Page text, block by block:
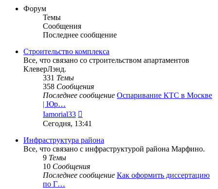
Форум
Темы
Сообщения
Последнее сообщение
Строительство комплекса
Все, что связано со строительством апартаментов
КлеверЛэнд.
331 Темы
358 Сообщения
Последнее сообщение Оспаривание КТС в Москве
| Юр…
Iamorial33
к
сообщению
Сегодня, 13:41
Инфраструктура района
Все, что связано с инфраструктурой района Марфино.
9 Темы
10 Сообщения
Последнее сообщение Как оформить диссертацию
по Г…